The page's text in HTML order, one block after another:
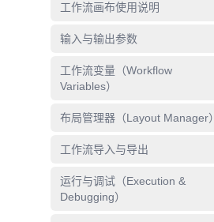
工作流画布使用说明
输入与输出参数
工作流变量（Workflow
Variables）
布局管理器（Layout Manager）
工作流导入与导出
运行与调试（Execution &
Debugging）